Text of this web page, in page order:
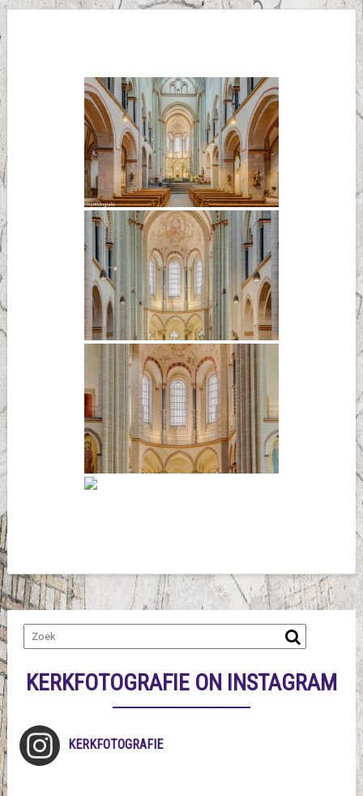
KERKFOTOGRAFIE ON INSTAGRAM
KERKFOTOGRAFIE